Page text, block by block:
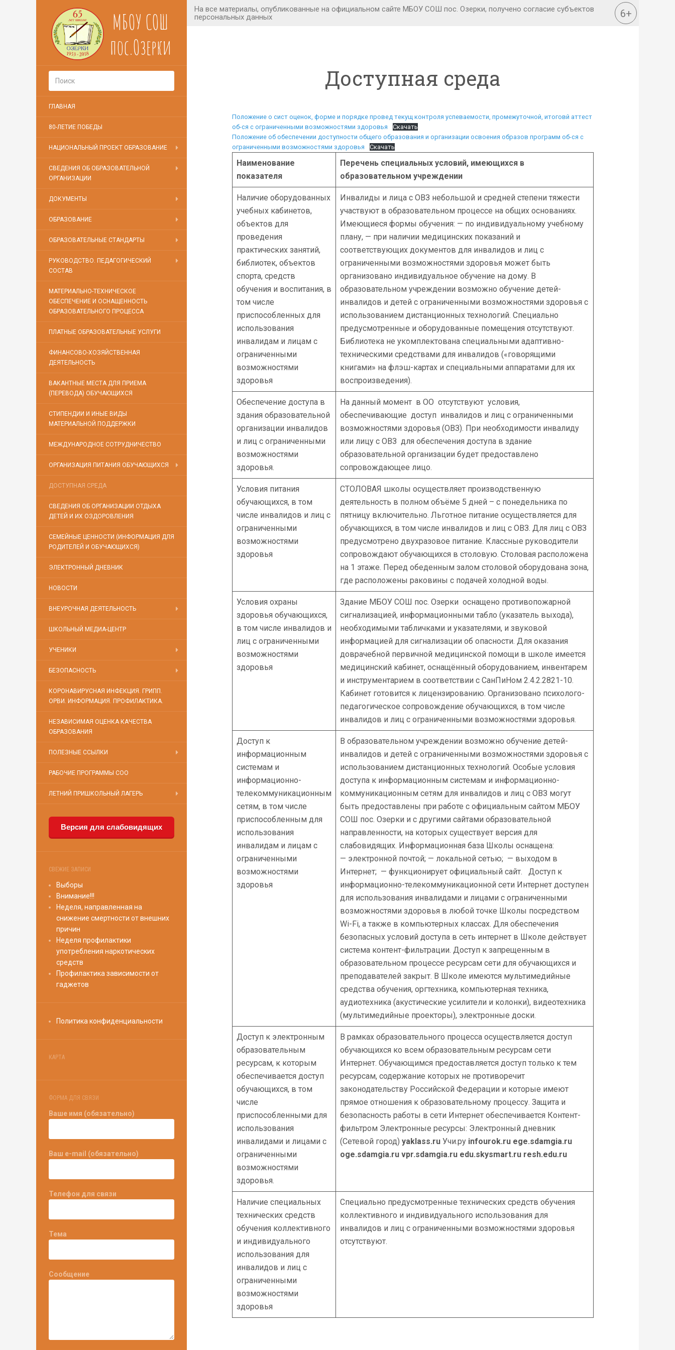
МБОУ СОШ
пос.Озерки
ГЛАВНАЯ
80-ЛЕТИЕ ПОБЕДЫ
НАЦИОНАЛЬНЫЙ ПРОЕКТ ОБРАЗОВАНИЕ
СВЕДЕНИЯ ОБ ОБРАЗОВАТЕЛЬНОЙ
ОРГАНИЗАЦИИ
ДОКУМЕНТЫ
ОБРАЗОВАНИЕ
ОБРАЗОВАТЕЛЬНЫЕ СТАНДАРТЫ
РУКОВОДСТВО. ПЕДАГОГИЧЕСКИЙ
СОСТАВ
МАТЕРИАЛЬНО-ТЕХНИЧЕСКОЕ
ОБЕСПЕЧЕНИЕ И ОСНАЩЕННОСТЬ
ОБРАЗОВАТЕЛЬНОГО ПРОЦЕССА
ПЛАТНЫЕ ОБРАЗОВАТЕЛЬНЫЕ УСЛУГИ
ФИНАНСОВО-ХОЗЯЙСТВЕННАЯ
ДЕЯТЕЛЬНОСТЬ
ВАКАНТНЫЕ МЕСТА ДЛЯ ПРИЕМА
(ПЕРЕВОДА) ОБУЧАЮЩИХСЯ
СТИПЕНДИИ И ИНЫЕ ВИДЫ
МАТЕРИАЛЬНОЙ ПОДДЕРЖКИ
МЕЖДУНАРОДНОЕ СОТРУДНИЧЕСТВО
ОРГАНИЗАЦИЯ ПИТАНИЯ ОБУЧАЮЩИХСЯ
ДОСТУПНАЯ СРЕДА
СВЕДЕНИЯ ОБ ОРГАНИЗАЦИИ ОТДЫХА
ДЕТЕЙ И ИХ ОЗДОРОВЛЕНИЯ
СЕМЕЙНЫЕ ЦЕННОСТИ (ИНФОРМАЦИЯ ДЛЯ
РОДИТЕЛЕЙ И ОБУЧАЮЩИХСЯ)
ЭЛЕКТРОННЫЙ ДНЕВНИК
НОВОСТИ
ВНЕУРОЧНАЯ ДЕЯТЕЛЬНОСТЬ
ШКОЛЬНЫЙ МЕДИА-ЦЕНТР
УЧЕНИКИ
БЕЗОПАСНОСТЬ
КОРОНАВИРУСНАЯ ИНФЕКЦИЯ. ГРИПП.
ОРВИ. ИНФОРМАЦИЯ. ПРОФИЛАКТИКА.
НЕЗАВИСИМАЯ ОЦЕНКА КАЧЕСТВА
ОБРАЗОВАНИЯ
ПОЛЕЗНЫЕ ССЫЛКИ
РАБОЧИЕ ПРОГРАММЫ СОО
ЛЕТНИЙ ПРИШКОЛЬНЫЙ ЛАГЕРЬ
Версия для слабовидящих
СВЕЖИЕ ЗАПИСИ
Выборы
Внимание!!!
Неделя, направленная на
снижение смертности от внешних
причин
Неделя профилактики
употребления наркотических
средств
Профилактика зависимости от
гаджетов
Политика конфиденциальности
КАРТА
ФОРМА ДЛЯ СВЯЗИ
Ваше имя (обязательно)
Ваш e-mail (обязательно)
Телефон для связи
Тема
Сообщение
Доступная среда
Положение о сист оценок, форме и порядке провед текущ контроля успеваемости, промежуточной, итоговй аттест
об-ся с ограниченными возможностями здоровья
Скачать
Положение об обеспечении доступности общего образования и организации освоения образов программ об-ся с
ограниченными возможностями здоровья
Скачать
Наименование
показателя
Перечень специальных условий, имеющихся в
образовательном учреждении
Наличие оборудованных
учебных кабинетов,
объектов для
проведения
практических занятий,
библиотек, объектов
спорта, средств
обучения и воспитания, в
том числе
приспособленных для
использования
инвалидам и лицам с
ограниченными
возможностями
здоровья
Инвалиды и лица с ОВЗ небольшой и средней степени тяжести
участвуют в образовательном процессе на общих основаниях.
Имеющиеся формы обучения: — по индивидуальному учебному
плану, — при наличии медицинских показаний и
соответствующих документов для инвалидов и лиц с
ограниченными возможностями здоровья может быть
организовано индивидуальное обучение на дому. В
образовательном учреждении возможно обучение детей-
инвалидов и детей с ограниченными возможностями здоровья с
использованием дистанционных технологий. Специально
предусмотренные и оборудованные помещения отсутствуют.
Библиотека не укомплектована специальными адаптивно-
техническими средствами для инвалидов («говорящими
книгами» на флэш-картах и специальными аппаратами для их
воспроизведения).
Обеспечение доступа в
здания образовательной
организации инвалидов
и лиц с ограниченными
возможностями
здоровья.
На данный момент в ОО отсутствуют условия,
обеспечивающие доступ инвалидов и лиц с ограниченными
возможностями здоровья (ОВЗ). При необходимости инвалиду
или лицу с ОВЗ для обеспечения доступа в здание
образовательной организации будет предоставлено
сопровождающее лицо.
Условия питания
обучающихся, в том
числе инвалидов и лиц с
ограниченными
возможностями
здоровья
СТОЛОВАЯ школы осуществляет производственную
деятельность в полном объёме 5 дней – с понедельника по
пятницу включительно. Льготное питание осуществляется для
обучающихся, в том числе инвалидов и лиц с ОВЗ. Для лиц с ОВЗ
предусмотрено двухразовое питание. Классные руководители
сопровождают обучающихся в столовую. Столовая расположена
на 1 этаже. Перед обеденным залом столовой оборудована зона,
где расположены раковины с подачей холодной воды.
Условия охраны
здоровья обучающихся,
в том числе инвалидов и
лиц с ограниченными
возможностями
здоровья
Здание МБОУ СОШ пос. Озерки оснащено противопожарной
сигнализацией, информационными табло (указатель выхода),
необходимыми табличками и указателями, и звуковой
информацией для сигнализации об опасности. Для оказания
доврачебной первичной медицинской помощи в школе имеется
медицинский кабинет, оснащённый оборудованием, инвентарем
и инструментарием в соответствии с СанПиНом 2.4.2.2821-10.
Кабинет готовится к лицензированию. Организовано психолого-
педагогическое сопровождение обучающихся, в том числе
инвалидов и лиц с ограниченными возможностями здоровья.
Доступ к
информационным
системам и
информационно-
телекоммуникационным
сетям, в том числе
приспособленным для
использования
инвалидам и лицам с
ограниченными
возможностями
здоровья
В образовательном учреждении возможно обучение детей-
инвалидов и детей с ограниченными возможностями здоровья с
использованием дистанционных технологий. Особые условия
доступа к информационным системам и информационно-
коммуникационным сетям для инвалидов и лиц с ОВЗ могут
быть предоставлены при работе с официальным сайтом МБОУ
СОШ пос. Озерки и с другими сайтами образовательной
направленности, на которых существует версия для
слабовидящих. Информационная база Школы оснащена:
— электронной почтой; — локальной сетью; — выходом в
Интернет; — функционирует официальный сайт. Доступ к
информационно-телекоммуникационной сети Интернет доступен
для использования инвалидами и лицами с ограниченными
возможностями здоровья в любой точке Школы посредством
Wi-Fi, а также в компьютерных классах. Для обеспечения
безопасных условий доступа в сеть интернет в Школе действует
система контент-фильтрации. Доступ к запрещенным в
образовательном процессе ресурсам сети для обучающихся и
преподавателей закрыт. В Школе имеются мультимедийные
средства обучения, оргтехника, компьютерная техника,
аудиотехника (акустические усилители и колонки), видеотехника
(мультимедийные проекторы), электронные доски.
Доступ к электронным
образовательным
ресурсам, к которым
обеспечивается доступ
обучающихся, в том
числе
приспособленными для
использования
инвалидами и лицами с
ограниченными
возможностями
здоровья.
В рамках образовательного процесса осуществляется доступ
обучающихся ко всем образовательным ресурсам сети
Интернет. Обучающимся предоставляется доступ только к тем
ресурсам, содержание которых не противоречит
законодательству Российской Федерации и которые имеют
прямое отношения к образовательному процессу. Защита и
безопасность работы в сети Интернет обеспечивается Контент-
фильтром Электронные ресурсы: Электронный дневник
(Сетевой город) yaklass.ru Учи.ру infourok.ru ege.sdamgia.ru
oge.sdamgia.ru vpr.sdamgia.ru edu.skysmart.ru resh.edu.ru
Наличие специальных
технических средств
обучения коллективного
и индивидуального
использования для
инвалидов и лиц с
ограниченными
возможностями
здоровья
Специально предусмотренные технических средств обучения
коллективного и индивидуального использования для
инвалидов и лиц с ограниченными возможностями здоровья
отсутствуют.